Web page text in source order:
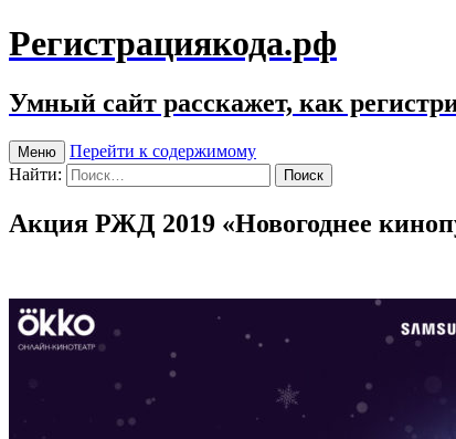
Регистрациякода.рф
Умный сайт расскажет, как
Меню
Перейти к содержимому
Найти:
Акция РЖД 2019 «Новогоднее